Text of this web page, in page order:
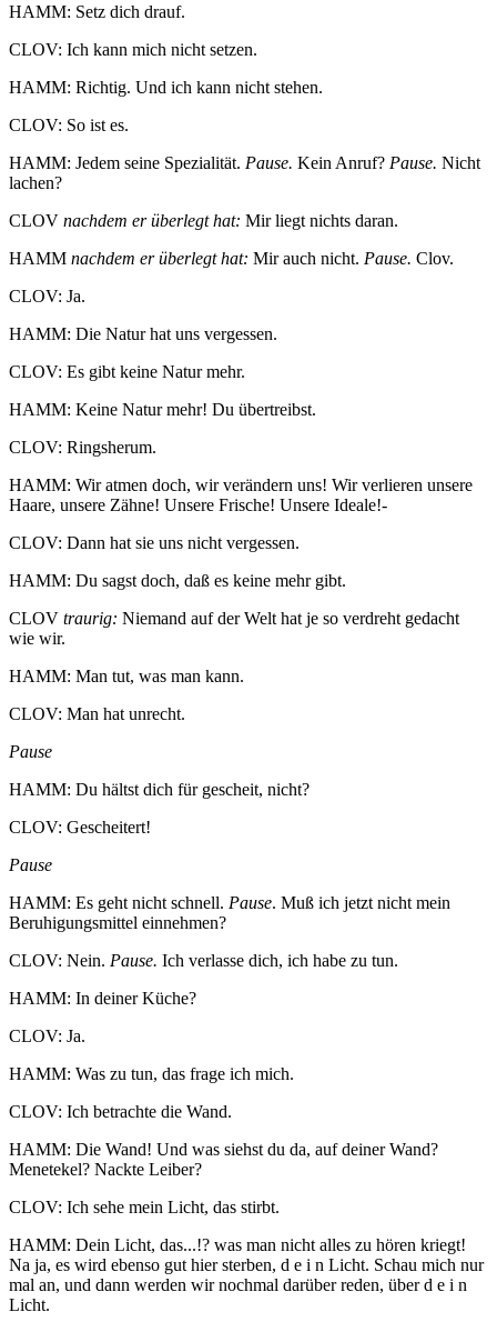
HAMM: Setz dich drauf.
CLOV: Ich kann mich nicht setzen.
HAMM: Richtig. Und ich kann nicht stehen.
CLOV: So ist es.
HAMM: Jedem seine Spezialität. Pause. Kein Anruf? Pause. Nicht
lachen?
CLOV nachdem er überlegt hat: Mir liegt nichts daran.
HAMM nachdem er überlegt hat: Mir auch nicht. Pause. Clov.
CLOV: Ja.
HAMM: Die Natur hat uns vergessen.
CLOV: Es gibt keine Natur mehr.
HAMM: Keine Natur mehr! Du übertreibst.
CLOV: Ringsherum.
HAMM: Wir atmen doch, wir verändern uns! Wir verlieren unsere
Haare, unsere Zähne! Unsere Frische! Unsere Ideale!-
CLOV: Dann hat sie uns nicht vergessen.
HAMM: Du sagst doch, daß es keine mehr gibt.
CLOV traurig: Niemand auf der Welt hat je so verdreht gedacht
wie wir.
HAMM: Man tut, was man kann.
CLOV: Man hat unrecht.
Pause
HAMM: Du hältst dich für gescheit, nicht?
CLOV: Gescheitert!
Pause
HAMM: Es geht nicht schnell. Pause. Muß ich jetzt nicht mein
Beruhigungsmittel einnehmen?
CLOV: Nein. Pause. Ich verlasse dich, ich habe zu tun.
HAMM: In deiner Küche?
CLOV: Ja.
HAMM: Was zu tun, das frage ich mich.
CLOV: Ich betrachte die Wand.
HAMM: Die Wand! Und was siehst du da, auf deiner Wand?
Menetekel? Nackte Leiber?
CLOV: Ich sehe mein Licht, das stirbt.
HAMM: Dein Licht, das...!? was man nicht alles zu hören kriegt!
Na ja, es wird ebenso gut hier sterben, d e i n Licht. Schau mich nur
mal an, und dann werden wir nochmal darüber reden, über d e i n
Licht.